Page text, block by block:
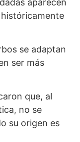
aparecen
se adaptan
ser más
que, al
no se
su origen es